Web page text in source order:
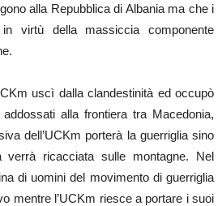
alla Repubblica di Albania ma che i
in virtù della massiccia componente
uscì dalla clandestinità ed occupò
alla frontiera tra Macedonia,
dell’UCKm porterà la guerriglia sino
ricacciata sulle montagne. Nel
di uomini del movimento di guerriglia
mentre l’UCKm riesce a portare i suoi